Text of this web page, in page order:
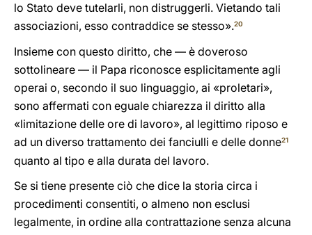
lo Stato deve tutelarli, non distruggerli. Vietando tali
associazioni, esso contraddice se stesso».20
Insieme con questo diritto, che — è doveroso
sottolineare — il Papa riconosce esplicitamente agli
operai o, secondo il suo linguaggio, ai «proletari»,
sono affermati con eguale chiarezza il diritto alla
«limitazione delle ore di lavoro», al legittimo riposo e
ad un diverso trattamento dei fanciulli e delle donne21
quanto al tipo e alla durata del lavoro.
Se si tiene presente ciò che dice la storia circa i
procedimenti consentiti, o almeno non esclusi
legalmente, in ordine alla contrattazione senza alcuna